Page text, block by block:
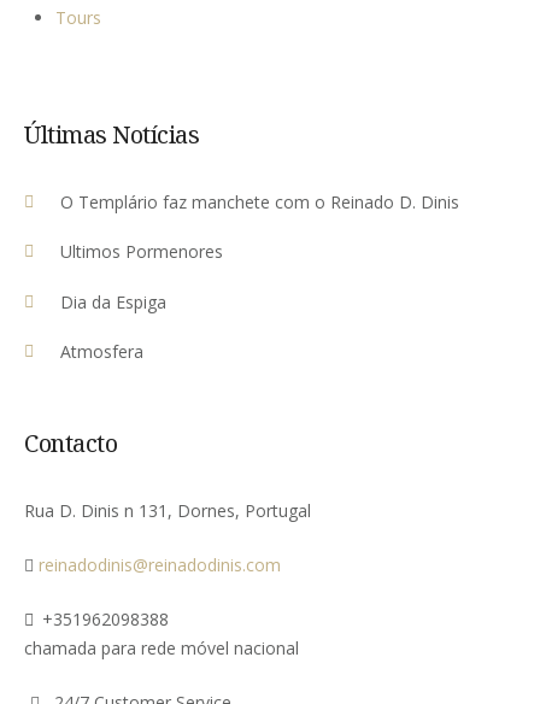
Tours
Últimas Notícias
O Templário faz manchete com o Reinado D. Dinis
Ultimos Pormenores
Dia da Espiga
Atmosfera
Contacto
Rua D. Dinis n 131, Dornes, Portugal
reinadodinis@reinadodinis.com
+351962098388
chamada para rede móvel nacional